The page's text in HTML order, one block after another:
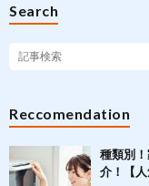
Search
Reccomendation
種類別
介！【人